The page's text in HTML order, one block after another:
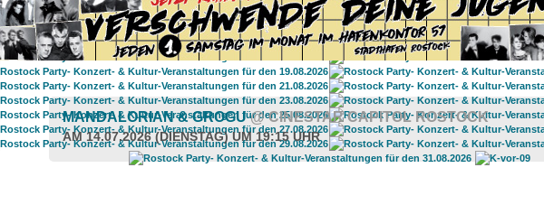
MANDALORIAN & GROGU@ CINESTAR CAPITOL ROSTOCK
AM 14.07.2026 (DIENSTAG) UM 19:15 UHR